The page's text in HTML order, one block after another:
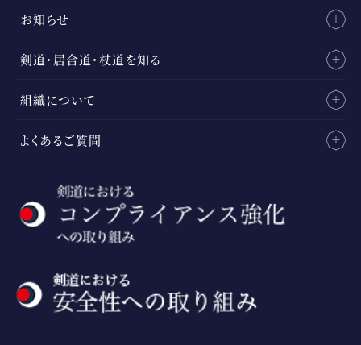
お知らせ
剣道・居合道・杖道を知る
組織について
よくあるご質問